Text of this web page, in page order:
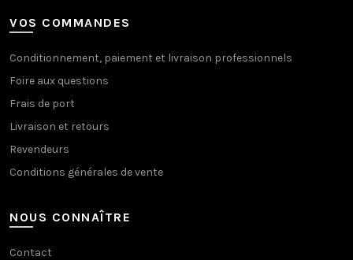
VOS COMMANDES
Conditionnement, paiement et livraison professionnels
Foire aux questions
Frais de port
Livraison et retours
Revendeurs
Conditions générales de vente
NOUS CONNAÎTRE
Contact